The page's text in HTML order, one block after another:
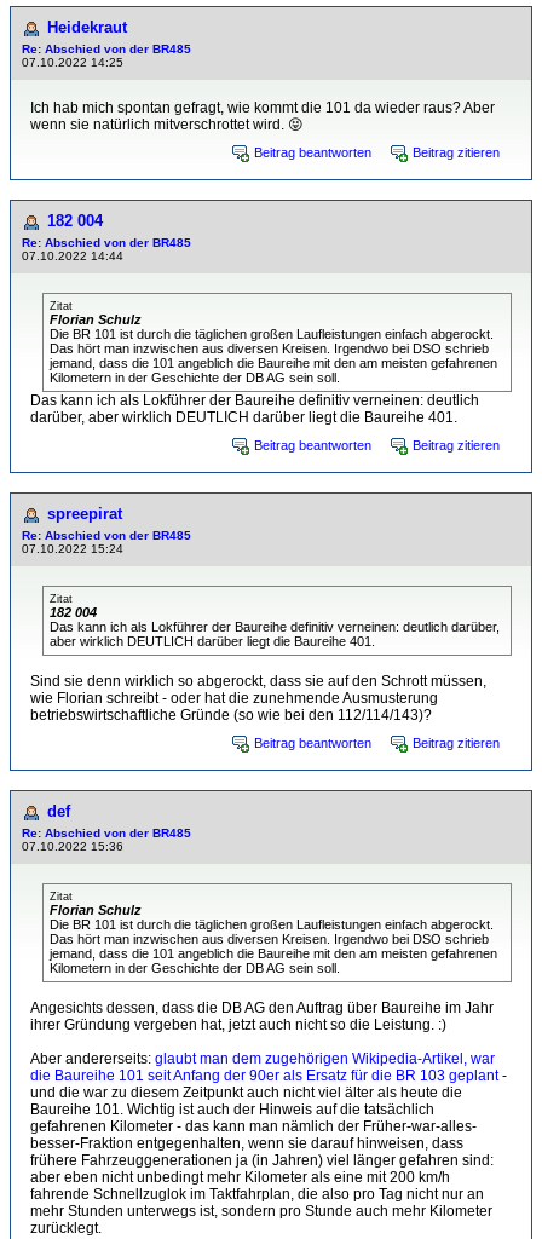
Heidekraut
Re: Abschied von der BR485
07.10.2022 14:25
Ich hab mich spontan gefragt, wie kommt die 101 da wieder raus? Aber
wenn sie natürlich mitverschrottet wird. 😝
Beitrag beantworten Beitrag zitieren
182 004
Re: Abschied von der BR485
07.10.2022 14:44
Zitat
Florian Schulz
Die BR 101 ist durch die täglichen großen Laufleistungen einfach abgerockt.
Das hört man inzwischen aus diversen Kreisen. Irgendwo bei DSO schrieb
jemand, dass die 101 angeblich die Baureihe mit den am meisten gefahrenen
Kilometern in der Geschichte der DB AG sein soll.
Das kann ich als Lokführer der Baureihe definitiv verneinen: deutlich
darüber, aber wirklich DEUTLICH darüber liegt die Baureihe 401.
Beitrag beantworten Beitrag zitieren
spreepirat
Re: Abschied von der BR485
07.10.2022 15:24
Zitat
182 004
Das kann ich als Lokführer der Baureihe definitiv verneinen: deutlich darüber,
aber wirklich DEUTLICH darüber liegt die Baureihe 401.
Sind sie denn wirklich so abgerockt, dass sie auf den Schrott müssen,
wie Florian schreibt - oder hat die zunehmende Ausmusterung
betriebswirtschaftliche Gründe (so wie bei den 112/114/143)?
Beitrag beantworten Beitrag zitieren
def
Re: Abschied von der BR485
07.10.2022 15:36
Zitat
Florian Schulz
Die BR 101 ist durch die täglichen großen Laufleistungen einfach abgerockt.
Das hört man inzwischen aus diversen Kreisen. Irgendwo bei DSO schrieb
jemand, dass die 101 angeblich die Baureihe mit den am meisten gefahrenen
Kilometern in der Geschichte der DB AG sein soll.
Angesichts dessen, dass die DB AG den Auftrag über Baureihe im Jahr
ihrer Gründung vergeben hat, jetzt auch nicht so die Leistung. :)
Aber andererseits: glaubt man dem zugehörigen Wikipedia-Artikel, war
die Baureihe 101 seit Anfang der 90er als Ersatz für die BR 103 geplant-
und die war zu diesem Zeitpunkt auch nicht viel älter als heute die
Baureihe 101. Wichtig ist auch der Hinweis auf die tatsächlich
gefahrenen Kilometer - das kann man nämlich der Früher-war-alles-
besser-Fraktion entgegenhalten, wenn sie darauf hinweisen, dass
frühere Fahrzeuggenerationen ja (in Jahren) viel länger gefahren sind:
aber eben nicht unbedingt mehr Kilometer als eine mit 200 km/h
fahrende Schnellzuglok im Taktfahrplan, die also pro Tag nicht nur an
mehr Stunden unterwegs ist, sondern pro Stunde auch mehr Kilometer
zurücklegt.